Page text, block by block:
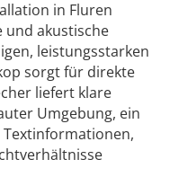
in Fluren
und akustische
leistungsstarken
sorgt für direkte
liefert klare
Umgebung, ein
Textinformationen,